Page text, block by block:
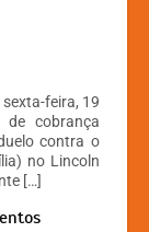
feira, 19
cobrança
contra o
no Lincoln
[…]